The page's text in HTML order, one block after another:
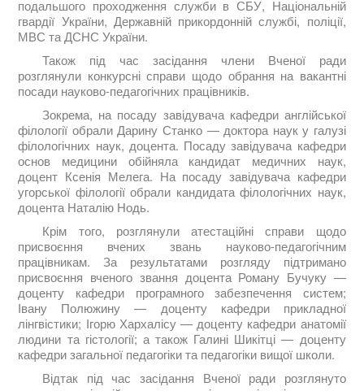
подальшого проходження служби в СБУ, Національній
гвардії України, Державній прикордонній службі, поліції,
МВС та ДСНС України.
Також під час засідання члени Вченої ради
розглянули конкурсні справи щодо обрання на вакантні
посади науково-педагогічних працівників.
Зокрема, на посаду завідувача кафедри англійської
філології обрали Дарину Станко — доктора наук у галузі
філологічних наук, доцента. Посаду завідувача кафедри
основ медицини обійняла кандидат медичних наук,
доцент Ксенія Мелега. На посаду завідувача кафедри
угорської філології обрали кандидата філологічних наук,
доцента Наталію Нодь.
Крім того, розглянули атестаційні справи щодо
присвоєння вчених звань науково-педагогічним
працівникам. За результатами розгляду підтримано
присвоєння вченого звання доцента Роману Бучуку —
доценту кафедри програмного забезпечення систем;
Івану Полюжину — доценту кафедри прикладної
лінгвістики; Ігорю Хархалісу — доценту кафедри анатомії
людини та гістології; а також Галині Шикітці — доценту
кафедри загальної педагогіки та педагогіки вищої школи.
Відтак під час засідання Вченої ради розглянуто